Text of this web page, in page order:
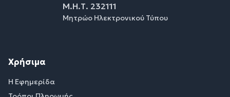
Μ.Η.Τ. 232111
Μητρώο Ηλεκτρονικού Τύπου
Χρήσιμα
Η Εφημερίδα